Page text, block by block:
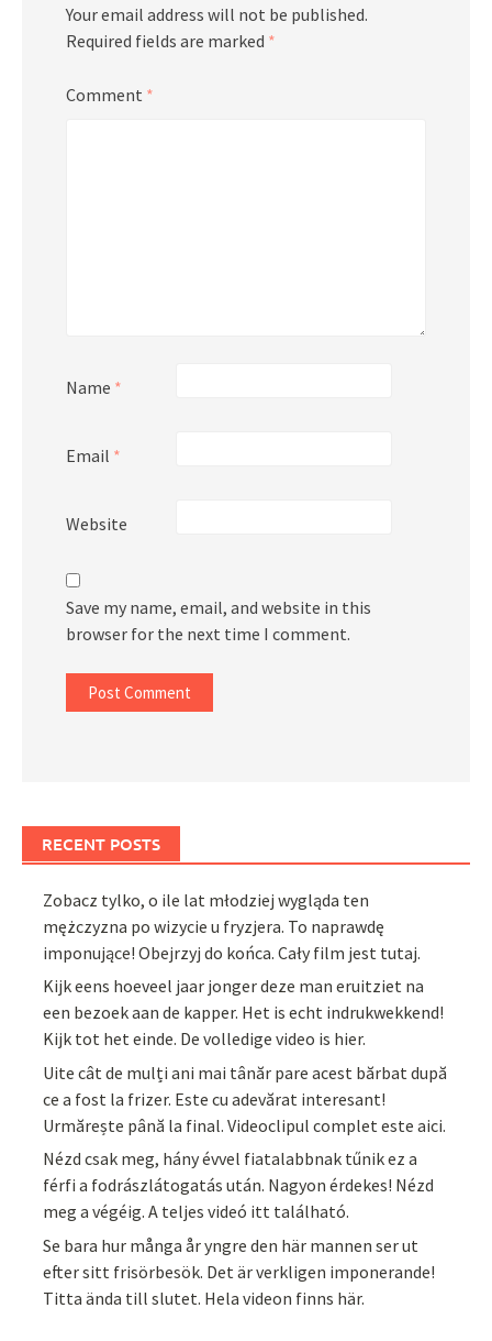
Your email address will not be published.
Required fields are marked *
Comment *
Name *
Email *
Website
Save my name, email, and website in this
browser for the next time I comment.
RECENT POSTS
Zobacz tylko, o ile lat młodziej wygląda ten
mężczyzna po wizycie u fryzjera. To naprawdę
imponujące! Obejrzyj do końca. Cały film jest tutaj.
Kijk eens hoeveel jaar jonger deze man eruitziet na
een bezoek aan de kapper. Het is echt indrukwekkend!
Kijk tot het einde. De volledige video is hier.
Uite cât de mulți ani mai tânăr pare acest bărbat după
ce a fost la frizer. Este cu adevărat interesant!
Urmărește până la final. Videoclipul complet este aici.
Nézd csak meg, hány évvel fiatalabbnak tűnik ez a
férfi a fodrászlátogatás után. Nagyon érdekes! Nézd
meg a végéig. A teljes videó itt található.
Se bara hur många år yngre den här mannen ser ut
efter sitt frisörbesök. Det är verkligen imponerande!
Titta ända till slutet. Hela videon finns här.